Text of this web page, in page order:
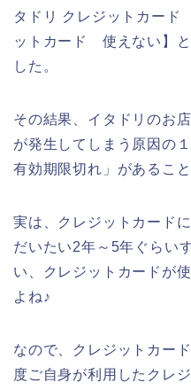
タドリ クレジットカー
ットカード 使えない】
した。
その結果、イタドリのお
が発生してしまう原因の
有効期限切れ」があるこ
実は、クレジットカード
だいたい2年～5年ぐらい
い、クレジットカードが
よね♪
なので、クレジットカー
度ご自身が利用したクレ